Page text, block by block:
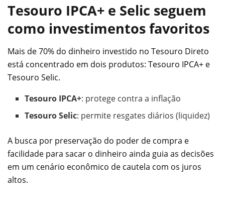
Tesouro IPCA+ e Selic seguem
como investimentos favoritos
Mais de 70% do dinheiro investido no Tesouro Direto
está concentrado em dois produtos: Tesouro IPCA+ e
Tesouro Selic.
Tesouro IPCA+: protege contra a inflação
Tesouro Selic: permite resgates diários (liquidez)
A busca por preservação do poder de compra e
facilidade para sacar o dinheiro ainda guia as decisões
em um cenário econômico de cautela com os juros
altos.